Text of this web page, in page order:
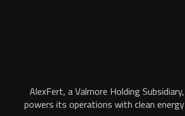
AlexFert, a Valmore Holding Subsidiary,
powers its operations with clean energy